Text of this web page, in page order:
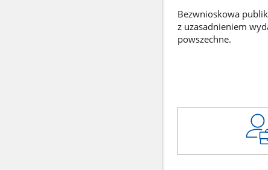
Bezwnioskowa
z uzasadnieniem
powszechne.